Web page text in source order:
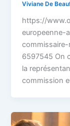
Viviane De
https://
europeenne-
6597545 On
la
commission